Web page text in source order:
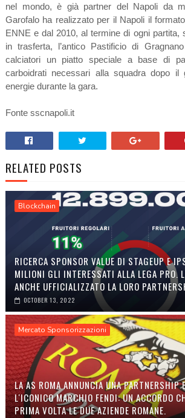
nel mondo, è già partner del Napoli da
Garofalo ha realizzato per il Napoli il
ENNE e dal 2010, al termine di ogni partita,
in trasferta, l’antico Pastificio di
calciatori un piatto speciale a base di
carboidrati necessari alla squadra dopo il
energie durante la gara.
Fonte sscnapoli.it
RELATED POSTS
Blockchain
RICERCA SPONSOR VALUE DI STAGEUP E
MILIONI GLI INTERESSATI ALLA LEGA PRO.
ANCHE UFFICIALIZZATO LA LORO
OCTOBER 13, 2022
Mercato Sponsorizzazioni
LA AS ROMA ANNUNCIA UNA PARTNERSHIP
L'ICONICO MARCHIO FENDI: UN ACCORDO
PRIMA VOLTA LE DUE AZIENDE ROMANE.